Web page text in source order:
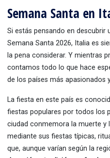
Semana Santa en
Si estás pensando en descubrir
Semana Santa 2026, Italia es
la pena considerar. Y mientras
contamos todo lo que hace
de los países más apasionados
La fiesta en este país es
fiestas populares por todos los
ciudad conmemora la muerte y
mediante sus fiestas típicas,
que, aunque varían según la